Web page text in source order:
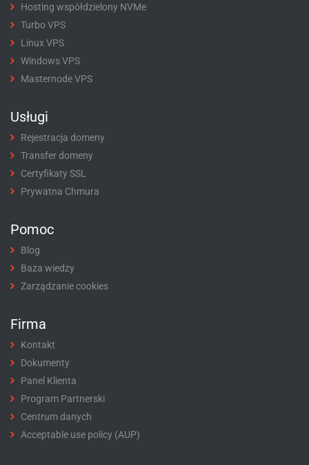
Hosting współdzielony NVMe
Turbo VPS
Linux VPS
Windows VPS
Masternode VPS
Usługi
Rejestracja domeny
Transfer domeny
Certyfikaty SSL
Prywatna Chmura
Pomoc
Blog
Baza wiedzy
Zarządzanie cookies
Firma
Kontakt
Dokumenty
Panel Klienta
Program Partnerski
Centrum danych
Acceptable use policy (AUP)